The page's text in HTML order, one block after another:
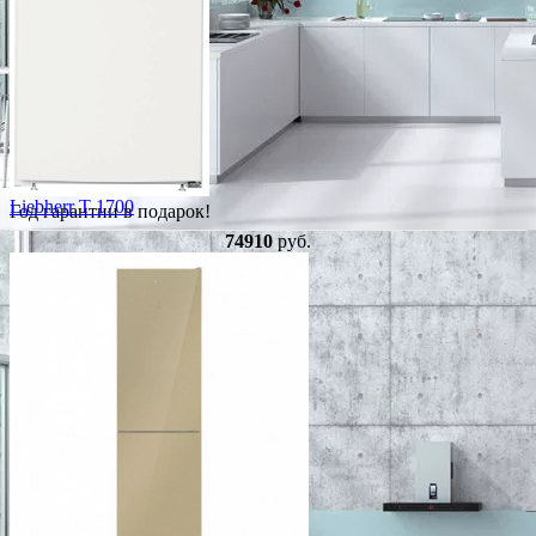
Год гарантии в подарок!
Liebherr T 1700
74910руб.